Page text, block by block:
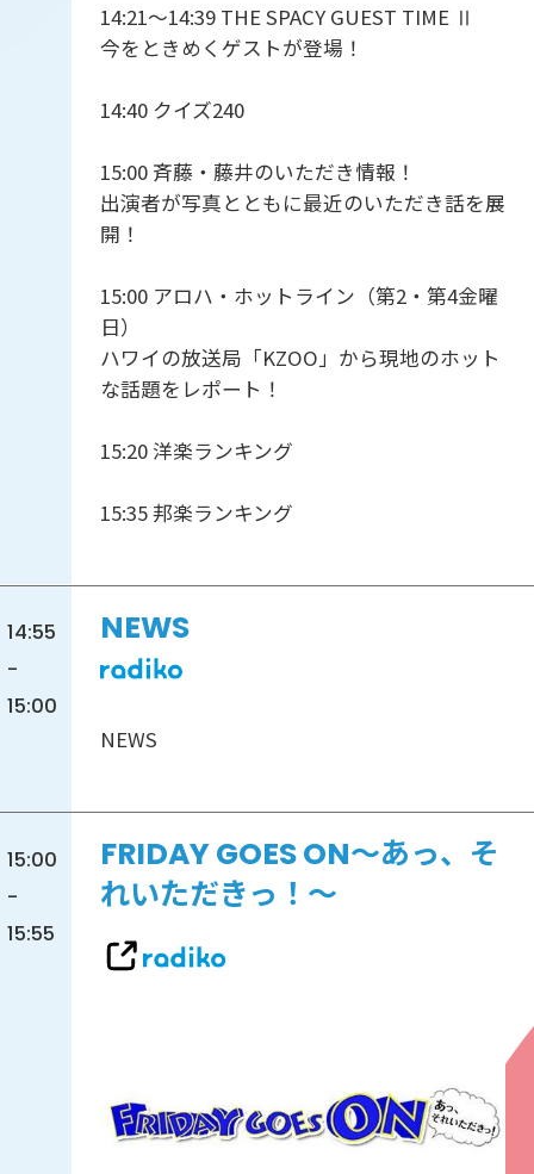
14:21〜14:39 THE SPACY GUEST TIME Ⅱ
今をときめくゲストが登場！
14:40 クイズ240
15:00 斉藤・藤井のいただき情報！
出演者が写真とともに最近のいただき話を展
開！
15:00 アロハ・ホットライン（第2・第4金曜
日）
ハワイの放送局「KZOO」から現地のホット
な話題をレポート！
15:20 洋楽ランキング
15:35 邦楽ランキング
14:55
-
15:00
NEWS
NEWS
15:00
-
15:55
FRIDAY GOES ON～あっ、そ
れいただきっ！～